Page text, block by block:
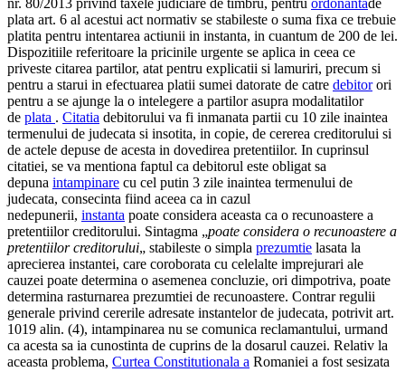
plata art. 6 al acestui act normativ se stabileste o suma fixa ce trebuie
platita pentru intentarea actiunii in instanta, in cuantum de 200 de lei.
Dispozitiile referitoare la pricinile urgente se aplica in ceea ce
priveste citarea partilor, atat pentru explicatii si lamuriri, precum si
pentru a starui in efectuarea platii sumei datorate de catre debitorori
pentru a se ajunge la o intelegere a partilor asupra modalitatilor
de plata . Citatia debitorului va fi inmanata partii cu 10 zile inaintea
termenului de judecata si insotita, in copie, de cererea creditorului si
de actele depuse de acesta in dovedirea pretentiilor. In cuprinsul
citatiei, se va mentiona faptul ca debitorul este obligat sa
depuna intampinare cu cel putin 3 zile inaintea termenului de
judecata, consecinta fiind aceea ca in cazul
nedepunerii, instanta poate considera aceasta ca o recunoastere a
pretentiilor creditorului. Sintagma „poate considera o recunoastere a
pretentiilor creditorului„ stabileste o simpla prezumtie lasata la
aprecierea instantei, care coroborata cu celelalte imprejurari ale
cauzei poate determina o asemenea concluzie, ori dimpotriva, poate
determina rasturnarea prezumtiei de recunoastere. Contrar regulii
generale privind cererile adresate instantelor de judecata, potrivit art.
1019 alin. (4), intampinarea nu se comunica reclamantului, urmand
ca acesta sa ia cunostinta de cuprins de la dosarul cauzei. Relativ la
aceasta problema, Curtea Constitutionala a Romaniei a fost sesizata